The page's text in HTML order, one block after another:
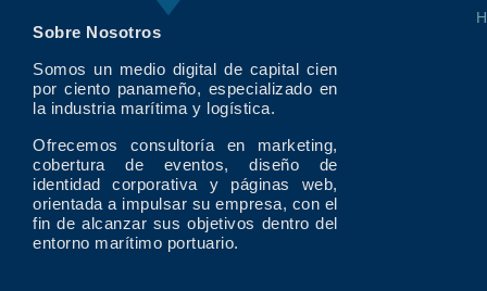
Sobre Nosotros
Somos un medio digital de capital cien
por ciento panameño, especializado en
la industria marítima y logística.
Ofrecemos consultoría en marketing,
cobertura de eventos, diseño de
identidad corporativa y páginas web,
orientada a impulsar su empresa, con el
fin de alcanzar sus objetivos dentro del
entorno marítimo portuario.